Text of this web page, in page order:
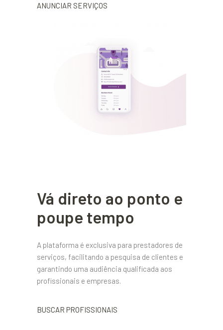
ANUNCIAR SERVIÇOS
Vá direto ao ponto e
poupe tempo
A plataforma é exclusiva para prestadores de
serviços, facilitando a pesquisa de clientes e
garantindo uma audiência qualificada aos
profissionais e empresas.
BUSCAR PROFISSIONAIS